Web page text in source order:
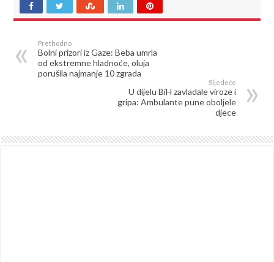
Prethodno
Bolni prizori iz Gaze: Beba umrla
od ekstremne hladnoće, oluja
porušila najmanje 10 zgrada
Sljedeće
U dijelu BiH zavladale viroze i
gripa: Ambulante pune oboljele
djece